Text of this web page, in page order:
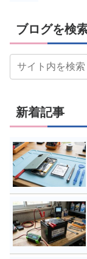
ブログを検
新着記事